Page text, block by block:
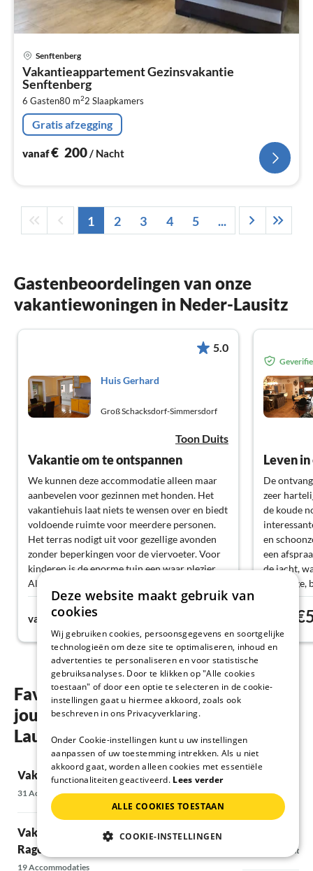
Senftenberg
Vakantieappartement Gezinsvakantie
Senftenberg
6 Gasten80 m22 Slaapkamers
Gratis afzegging
vanaf€ 200/ Nacht
1 2 3 4 5 ...
Gastenbeoordelingen van onze
vakantiewoningen in Neder-Lausitz
5.0
Huis Gerhard
Groß Schacksdorf-Simmersdorf
Toon Duits
Vakantie om te ontspannen
We kunnen deze accommodatie alleen maar
aanbevelen voor gezinnen met honden. Het
vakantiehuis laat niets te wensen over en biedt
voldoende ruimte voor meerdere personen.
Het terras nodigt uit voor gezellige avonden
zonder beperkingen voor de viervoeter. Voor
kinderen is de enorme tuin een waar plezier.
Als je niet weet wat je allemaal kunt doen,
hebben de gastheren geweldige tips. Ook de
map is goed gevuld en er is voor iedereen iets
zwemmen of cultuur is. Het vakantiehuis is
een uitstekend startpunt om de Lausitz te
verkennen en ervan te genieten.
We komen graag terug.
vanaf €73 Nacht
Leven
De
zeer
de koude
en
een
de jacht,
zijn zeer
gezin
meteen
hebben we
een zeer
echtpaar,
ze voor
aan en
Favoriete regio's en locaties in voor
jouw Vakantie met hond in Neder-
Lausitz
Vakantie met hond in Cottbus
31 Accommodaties
Vakantie met hond in Lübbenau/ OT
Ragow
19 Accommodaties
10
7 Accommodaties
Deze website maakt gebruik van
cookies
Wij gebruiken cookies, persoonsgegevens en soortgelijke
technologieën om deze site te optimaliseren, inhoud en
advertenties te personaliseren en voor statistische
gebruiksanalyses. Door te klikken op "Alle cookies
toestaan" of door een optie te selecteren in de cookie-
instellingen gaat u hiermee akkoord, zoals ook
beschreven in ons Privacyverklaring.
Onder Cookie-instellingen kunt u uw instellingen
aanpassen of uw toestemming intrekken. Als u niet
akkoord gaat, worden alleen cookies met essentiële
functionaliteiten geactiveerd. Lees verder
ALLE COOKIES TOESTAAN
COOKIE-INSTELLINGEN